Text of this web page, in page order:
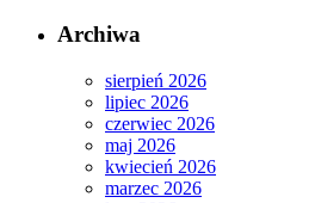
Archiwa
sierpień 2026
lipiec 2026
czerwiec 2026
maj 2026
kwiecień 2026
marzec 2026